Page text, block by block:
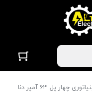
/ کلید مینیاتوری چهار پل 63 آمپر دنا